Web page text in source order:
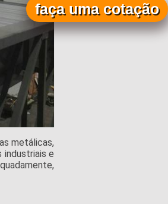
metálicas,
e
faça uma cotação